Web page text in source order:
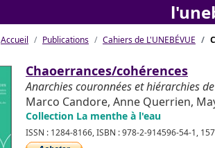
Accueil Publications Cahiers de L'UNEBÉVUE
Chaoerrances/cohérences
Anarchies couronnées et hiérarchies
Marco Candore, Anne Querrien,
Collection La menthe à l'eau
ISSN : 1284-8166, ISBN : 978-2-914596-54-1,